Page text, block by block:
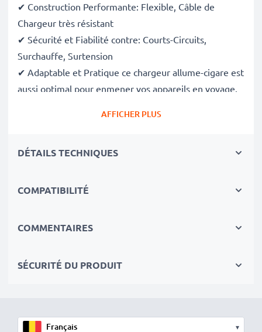
✔ Construction Performante: Flexible, Câble de
Chargeur très résistant
✔ Sécurité et Fiabilité contre: Courts-Circuits,
Surchauffe, Surtension
✔ Adaptable et Pratique ce chargeur allume-cigare est
aussi optimal pour enmener vos appareils en voyage.
Quelque que soit la puissance dont vous avez besoin,
l'énergie indispensable à vos appareils!
Tension de sortie / Output Volt: 5V
AFFICHER PLUS
DÉTAILS TECHNIQUES
COMPATIBILITÉ
COMMENTAIRES
SÉCURITÉ DU PRODUIT
▾